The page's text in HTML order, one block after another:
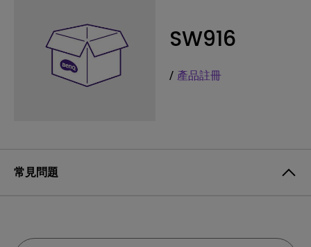
SW916
/ 產品註冊
常見問題